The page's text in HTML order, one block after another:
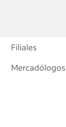
Filiales
Mercadólogos